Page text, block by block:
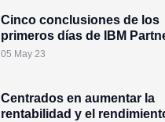
Cinco conclusiones de los
primeros días de IBM
05 May 23
Centrados en aumentar la
rentabilidad y el